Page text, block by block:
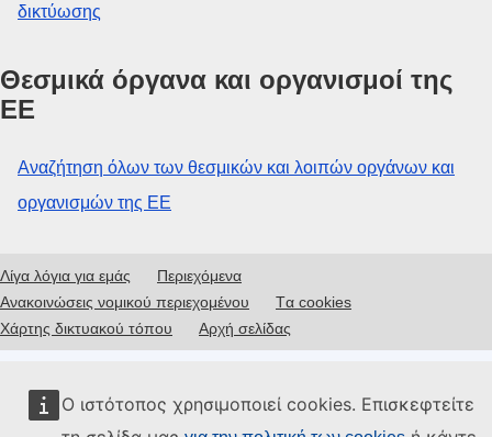
Ο ιστότοπος χρησιμοποιεί cookies. Επισκεφτείτε
δικτύωσης
Θεσμικά όργανα και οργανισμοί της
ΕΕ
Αναζήτηση όλων των θεσμικών και λοιπών οργάνων και
οργανισμών της ΕΕ
Λίγα λόγια για εμάς
Περιεχόμενα
Ανακοινώσεις νομικού περιεχομένου
Tα cookies
Χάρτης δικτυακού τόπου
Aρχή σελίδας